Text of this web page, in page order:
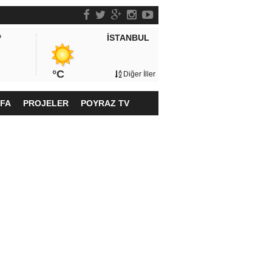
İSTANBUL
°C Diğer İller
PROJELER POYRAZ TV